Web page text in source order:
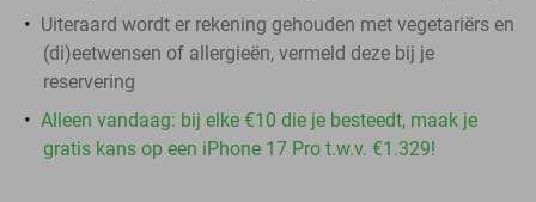
Uiteraard wordt er rekening gehouden met vegetariërs en
(di)eetwensen of allergieën, vermeld deze bij je
reservering
Alleen vandaag: bij elke €10 die je besteedt, maak je
gratis kans op een iPhone 17 Pro t.w.v. €1.329!